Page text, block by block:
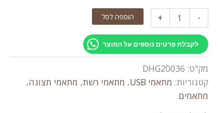
-
Cable
Tester
+ הוספה לסל
לקבלת פרטים נוספים על המוצר
מק"ט: DHG20036
קטגוריות: מתאמי USB , מתאמי רשת, מתאמי תצוגה,
מתאמים